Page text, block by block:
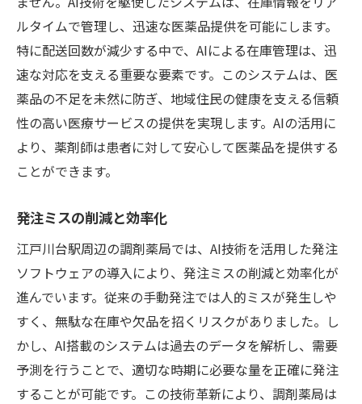
ルタイムで管理し、迅速な医薬品提供を可能にします。
特に配送回数が減少する中で、AIによる在庫管理は、迅
速な対応を支える重要な要素です。このシステムは、医
薬品の不足を未然に防ぎ、地域住民の健康を支える信頼
性の高い医療サービスの提供を実現します。AIの活用に
より、薬剤師は患者に対して安心して医薬品を提供する
ことができます。
発注ミスの削減と効率化
江戸川台駅周辺の調剤薬局では、AI技術を活用した発注
ソフトウェアの導入により、発注ミスの削減と効率化が
進んでいます。従来の手動発注では人的ミスが発生しや
すく、無駄な在庫や欠品を招くリスクがありました。し
かし、AI搭載のシステムは過去のデータを解析し、需要
予測を行うことで、適切な時期に必要な量を正確に発注
することが可能です。この技術革新により、調剤薬局は